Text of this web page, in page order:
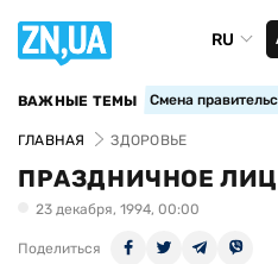
RU
ВАЖНЫЕ ТЕМЫ Смена
ГЛАВНАЯ ЗДОРОВЬЕ
ПРАЗДНИЧНОЕ
23 декабря, 1994, 00:00
Поделиться